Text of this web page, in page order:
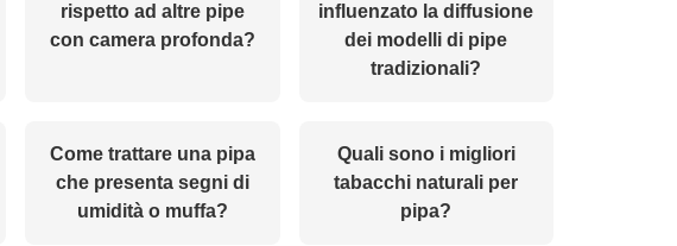
rispetto ad altre pipe
con camera profonda?
influenzato la diffusione
dei modelli di pipe
tradizionali?
Come trattare una pipa
che presenta segni di
umidità o muffa?
Quali sono i migliori
tabacchi naturali per
pipa?